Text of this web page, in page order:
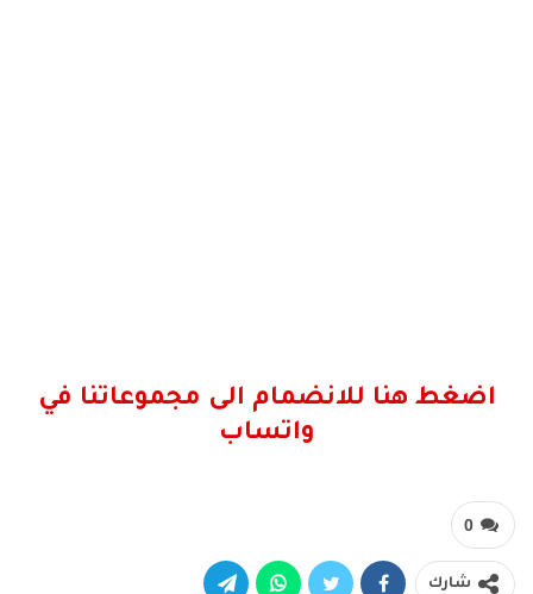
اضغط هنا للانضمام الى مجموعاتنا في
واتساب
0
شارك